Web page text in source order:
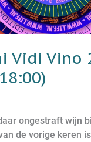
ongestraft wijn
de vorige keren